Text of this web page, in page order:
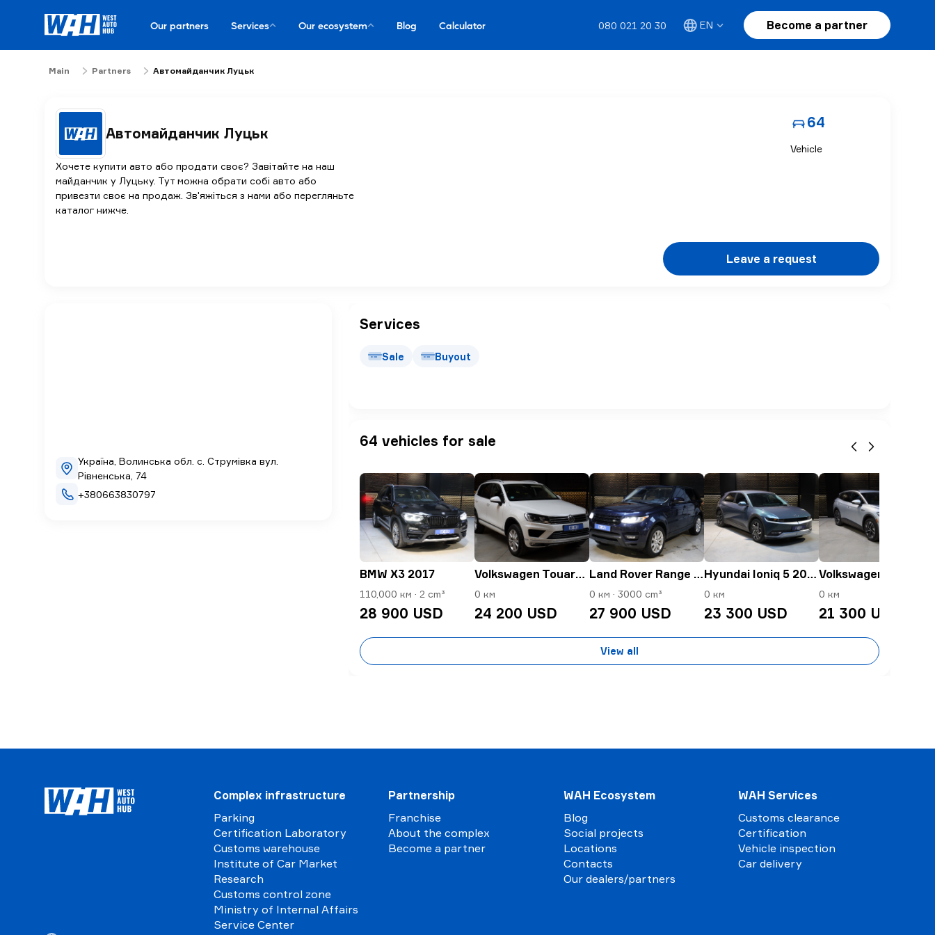
Our partners Services Our ecosystem Blog Calculator Become a partner
080 021 20 30 EN
Main Partners Автомайданчик Луцьк
Автомайданчик Луцьк
Хочете купити авто або продати своє? Завітайте на наш
майданчик у Луцьку. Тут можна обрати собі авто або
привезти своє на продаж. Зв'яжіться з нами або перегляньте
каталог нижче.
64
Vehicle
Leave a request
Україна, Волинська обл. с. Струмівка вул.
Рівненська, 74
+380663830797
Services
Sale Buyout
64 vehicles for sale
BMW X3 2017
110,000 км · 2 cm³
28 900 USD
Volkswagen Touareg 2016
0 км
24 200 USD
Land Rover Range Rover Sport 2015
0 км · 3000 cm³
27 900 USD
Hyundai Ioniq 5 2022
0 км
23 300 USD
0 км
21 300 USD
View all
Complex infrastructure
Parking
Certification Laboratory
Customs warehouse
Institute of Car Market
Research
Customs control zone
Ministry of Internal Affairs
Service Center
Partnership
Franchise
About the complex
Become a partner
WAH Ecosystem
Blog
Social projects
Locations
Contacts
Our dealers/partners
WAH Services
Customs clearance
Certification
Vehicle inspection
Car delivery